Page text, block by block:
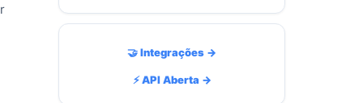
🤝 Integrações →
⚡ API Aberta →